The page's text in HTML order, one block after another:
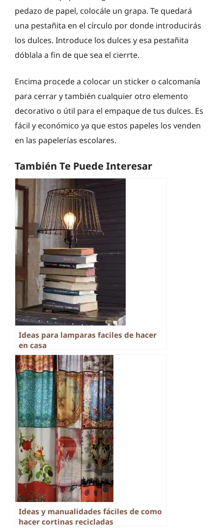
pedazo de papel, colocále un grapa. Te quedará
una pestañita en el círculo por donde introducirás
los dulces. Introduce los dulces y esa pestañita
dóblala a fin de que sea el cierrte.
Encima procede a colocar un sticker o calcomanía
para cerrar y también cualquier otro elemento
decorativo o útil para el empaque de tus dulces. Es
fácil y económico ya que estos papeles los venden
en las papelerías escolares.
También Te Puede Interesar
Ideas para lamparas faciles de hacer
en casa
Ideas y manualidades fáciles de como
hacer cortinas recicladas